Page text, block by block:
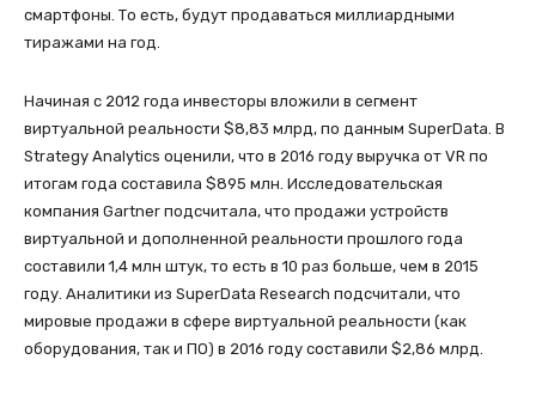
смартфоны. То есть, будут продаваться миллиардными
тиражами на год.
Начиная с 2012 года инвесторы вложили в сегмент
виртуальной реальности $8,83 млрд, по данным SuperData. В
Strategy Analytics оценили, что в 2016 году выручка от VR по
итогам года составила $895 млн. Исследовательская
компания Gartner подсчитала, что продажи устройств
виртуальной и дополненной реальности прошлого года
составили 1,4 млн штук, то есть в 10 раз больше, чем в 2015
году. Аналитики из SuperData Research подсчитали, что
мировые продажи в сфере виртуальной реальности (как
оборудования, так и ПО) в 2016 году составили $2,86 млрд.